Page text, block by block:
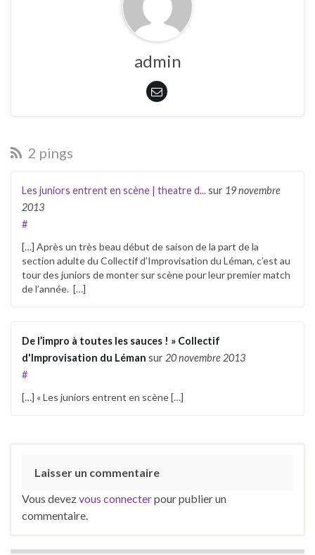
admin
2 pings
Les juniors entrent en scène | theatre d...sur 19 novembre
2013
#
[…] Après un très beau début de saison de la part de la
section adulte du Collectif d’Improvisation du Léman, c’est au
tour des juniors de monter sur scène pour leur premier match
de l’année. […]
De l’impro à toutes les sauces ! » Collectif
d'Improvisation du Léman sur 20 novembre 2013
#
[…] « Les juniors entrent en scène […]
Laisser un commentaire
Vous devezvous connecterpour publier un
commentaire.